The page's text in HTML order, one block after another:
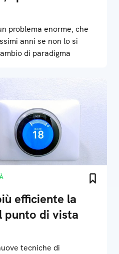
problema enorme, che
anni se non lo si
di paradigma
efficiente la
punto di vista
tecniche di